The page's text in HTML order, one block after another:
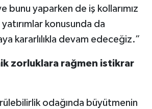
bunu yaparken de iş kollarımız
konusunda da
kararlılıkla devam edeceğiz.”
zorluklara rağmen istikrar
odağında büyütmenin